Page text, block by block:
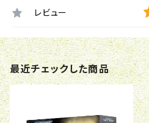
レビュー
最近チェックした商品